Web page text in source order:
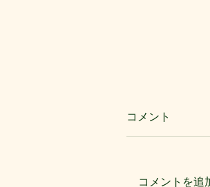
コメント
コメントを追